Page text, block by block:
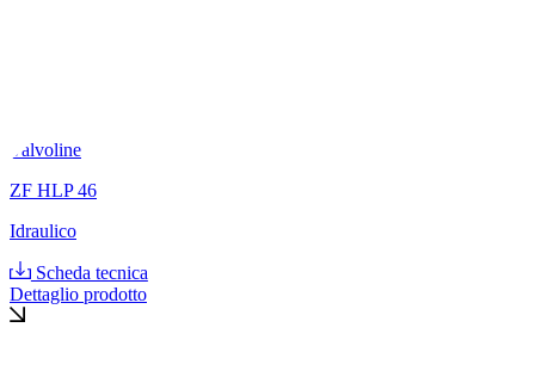
Valvoline
ZF HLP 46
Idraulico
Scheda tecnica
Dettaglio prodotto